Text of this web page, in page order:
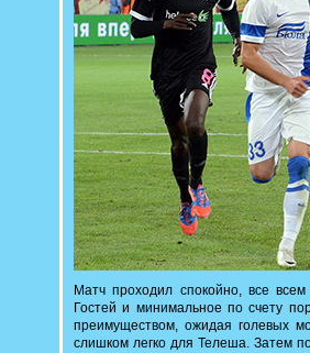
Матч проходил спокойно, все
Гостей и минимальное по счету
преимуществом, ожидая голевых
слишком легко для Телеша. Затем